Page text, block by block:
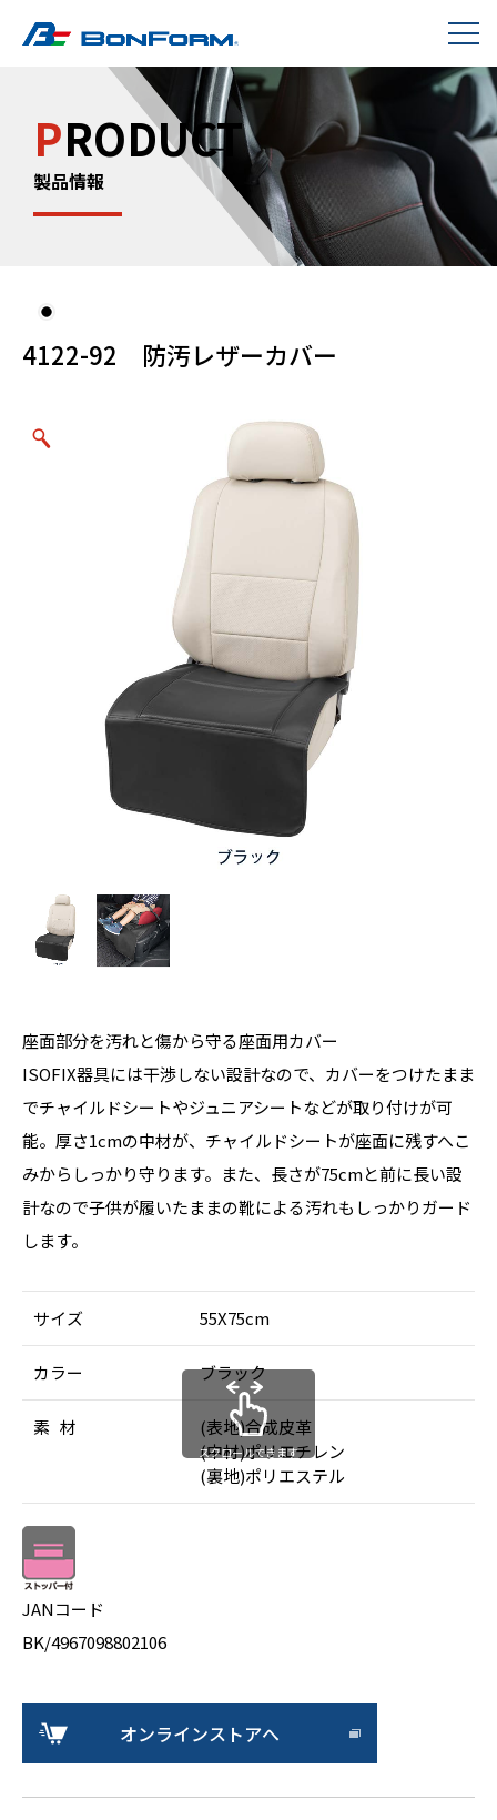
PRODUCT
製品情報
4122-92 防汚レザーカバー
座面部分を汚れと傷から守る座面用カバー
ISOFIX器具には干渉しない設計なので、カバーをつけたまま
でチャイルドシートやジュニアシートなどが取り付けが可
能。厚さ1cmの中材が、チャイルドシートが座面に残すへこ
みからしっかり守ります。また、長さが75cmと前に長い設
計なので子供が履いたままの靴による汚れもしっかりガード
します。
サイズ 55X75cm
カラー ブラック
素 材
(表地)合成皮革
(中材)ポリエチレン
(裏地)ポリエステル
スクロールできます
JANコード
BK/4967098802106
オンラインストアへ